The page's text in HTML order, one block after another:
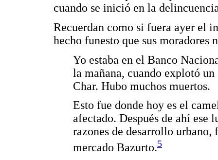
cuando se inició en la
Recuerdan como si fuera ayer el
hecho funesto que sus
Yo estaba en el Banco
la mañana, cuando explotó
Char. Hubo muchos muertos.
Esto fue donde hoy es el
afectado. Después de ahí
razones de desarrollo urbano,
mercado Bazurto.5